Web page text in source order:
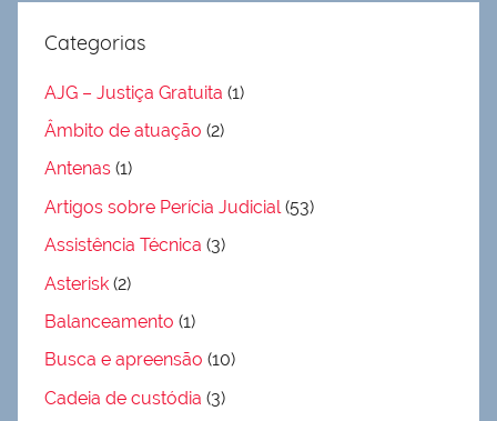
Categorias
AJG – Justiça Gratuita (1)
Âmbito de atuação (2)
Antenas (1)
Artigos sobre Perícia Judicial(53)
Assistência Técnica (3)
Asterisk (2)
Balanceamento (1)
Busca e apreensão (10)
Cadeia de custódia (3)